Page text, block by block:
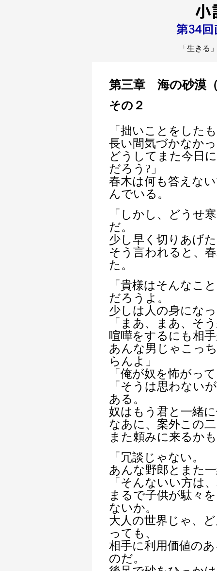
「生きる
第三章 海の砂漠
その２
「拙いことをした
長い間気づかなか
どうしてまた今日
だろう?」
春木は何も答えな
んでいる。
「しかし、どうせ
だ。
少し早く切りあげ
そう言われると、
た。
「貴様はそんなこ
だろうよ。
少しは人の身にな
「まあ、まあ、そ
喧嘩をするにも相
あんな男じゃこっ
らんよ」
「俺が奴を怖がっ
「そうは思わない
ある。
奴はもう君と一緒
なあに、案外この
また頼みに来るか
「冗談じゃない。
あんな野郎とまた
「そんないい方は
まるで子供が駄々
ないか。
大人の世界じゃ、
っても、
相手に利用価値の
のだ。